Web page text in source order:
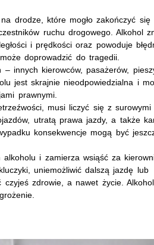
drodze, które mogło zakończyć się
ruchu drogowego. Alkohol
i prędkości oraz powoduje
doprowadzić do tragedii.
innych kierowców, pasażerów,
jest skrajnie nieodpowiedzialna i
prawnymi.
musi liczyć się z surowymi
utratą prawa jazdy, a także
konsekwencje mogą być
i zamierza wsiąść za
uniemożliwić dalszą jazdę lub
czyjeś zdrowie, a nawet życie.